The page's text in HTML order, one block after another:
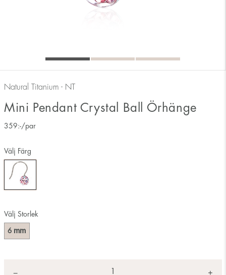
Natural Titanium - NT
Mini Pendant Crystal Ball Örhänge
359:-/par
Välj Storlek
6 mm
Välj Färg
+